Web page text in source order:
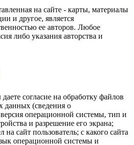
на сайте - карты, материалы
и другое, является
ее авторов. Любое
либо указания авторства и
согласие на обработку файлов
данных (сведения о
операционной системы, тип и
и разрешение его экрана;
сайт пользователь; с какого сайта
операционной системы и